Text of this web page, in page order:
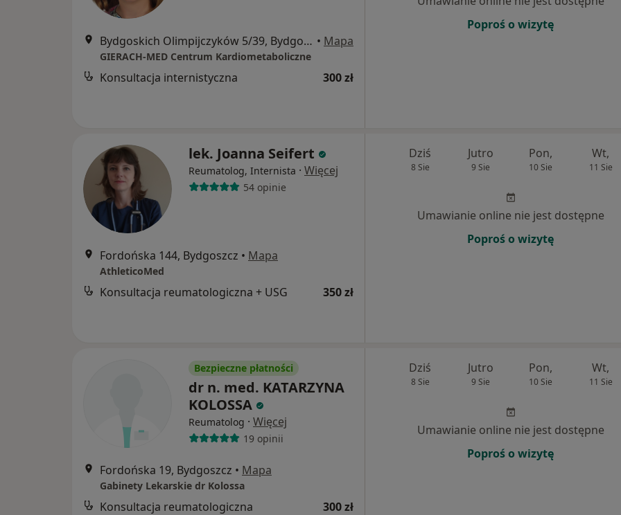
Bydgoskich Olimpijczyków 5/39, Bydgoszcz • Mapa
GIERACH-MED Centrum Kardiometaboliczne
Konsultacja internistyczna 300 zł
Poproś o wizytę
lek. Joanna Seifert
Reumatolog, Internista · Więcej
54 opinie
Fordońska 144, Bydgoszcz • Mapa
AthleticoMed
Konsultacja reumatologiczna + USG 350 zł
Dziś
8 Sie
Jutro
9 Sie
Pon,
10 Sie
Wt,
11 Sie
Umawianie online nie jest dostępne
Poproś o wizytę
Bezpieczne płatności
dr n. med. KATARZYNA
KOLOSSA
Reumatolog · Więcej
19 opinii
Fordońska 19, Bydgoszcz • Mapa
Gabinety Lekarskie dr Kolossa
Konsultacja reumatologiczna 300 zł
Dziś
8 Sie
Jutro
9 Sie
Pon,
10 Sie
Wt,
11 Sie
Umawianie online nie jest dostępne
Poproś o wizytę